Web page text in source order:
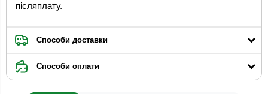
післяплату.
Способи доставки
Способи оплати